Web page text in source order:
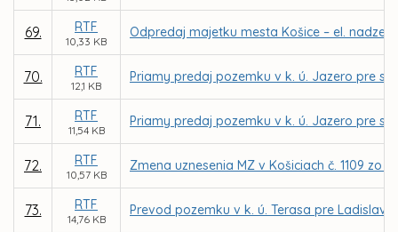
69. RTF
10,33 KB
Odpredaj majetku mesta Košice – el.
70. RTF
12,1 KB
Priamy predaj pozemku v k. ú. Jazero pre
71. RTF
11,54 KB
Priamy predaj pozemku v k. ú. Jazero pre
72. RTF
10,57 KB
Zmena uznesenia MZ v Košiciach č. 1109 zo
73. RTF
14,76 KB
Prevod pozemku v k. ú. Terasa pre